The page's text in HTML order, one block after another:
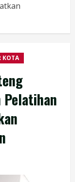
KOTA
Pelatihan